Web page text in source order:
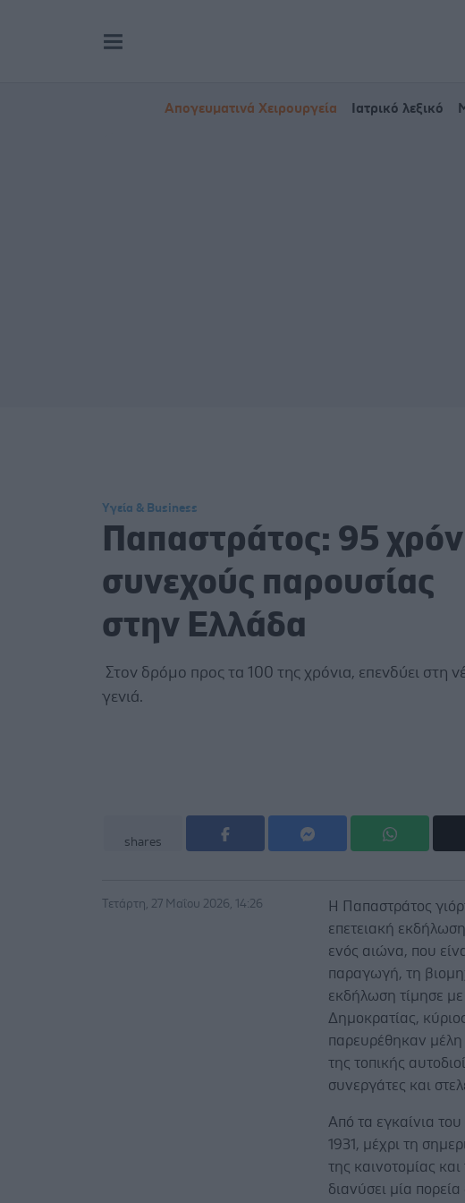
Απογευματινά Χειρουργεία Ιατρικό λεξικό
Υγεία & Business
Παπαστράτος: 95
συνεχούς παρουσίας
στην Ελλάδα
Στον δρόμο προς τα 100 της χρόνια, επενδύει στη
γενιά.
shares
Τετάρτη, 27 Μαΐου 2026, 14:26
Η Παπαστράτος
επετειακή
ενός αιώνα, που
παραγωγή, τη
εκδήλωση τίμησε
Δημοκρατίας,
παρευρέθηκαν μέλη
της τοπικής
συνεργάτες και
Από τα εγκαίνια του
1931, μέχρι τη
της καινοτομίας
διανύσει μία